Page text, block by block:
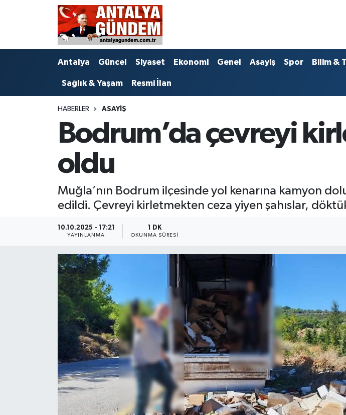
Antalya Güncel Siyaset Ekonomi Genel Asayiş Spor Bilim &
Sağlık & Yaşam Resmi İlan
HABERLER ASAYIŞ
Bodrum’da çevreyi
oldu
Muğla’nın Bodrum ilçesinde yol kenarına kamyon
edildi. Çevreyi kirletmekten ceza yiyen şahıslar,
10.10.2025 - 17:21
YAYINLANMA
1 DK
OKUNMA SÜRESI
Antalya
Bilim & Teknoloji
Ekonomi
Kültür & Sanat
Magazin
Resmi İlan
Sağlık & Yaşam
Siyaset
Antalya Nöbetçi Eczaneler
Antalya Hava Durumu
Antalya Namaz Vakitleri
Antalya Trafik Yoğunluk Haritası
Süper Lig Puan Durumu ve Fikstür
Tüm Manşetler
Son Dakika Haberleri